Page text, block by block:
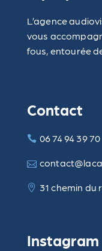
L’agence
vous
fous, entourée
Contact
06 74 94 39 70
31 chemin du
Instagram